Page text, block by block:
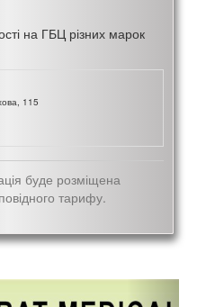
на ГБЦ різних марок
115
буде розміщена
тарифу.